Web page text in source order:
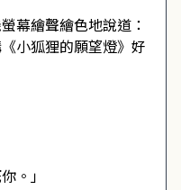
幕繪聲繪色地說道：
小狐狸的願望燈》好
。」